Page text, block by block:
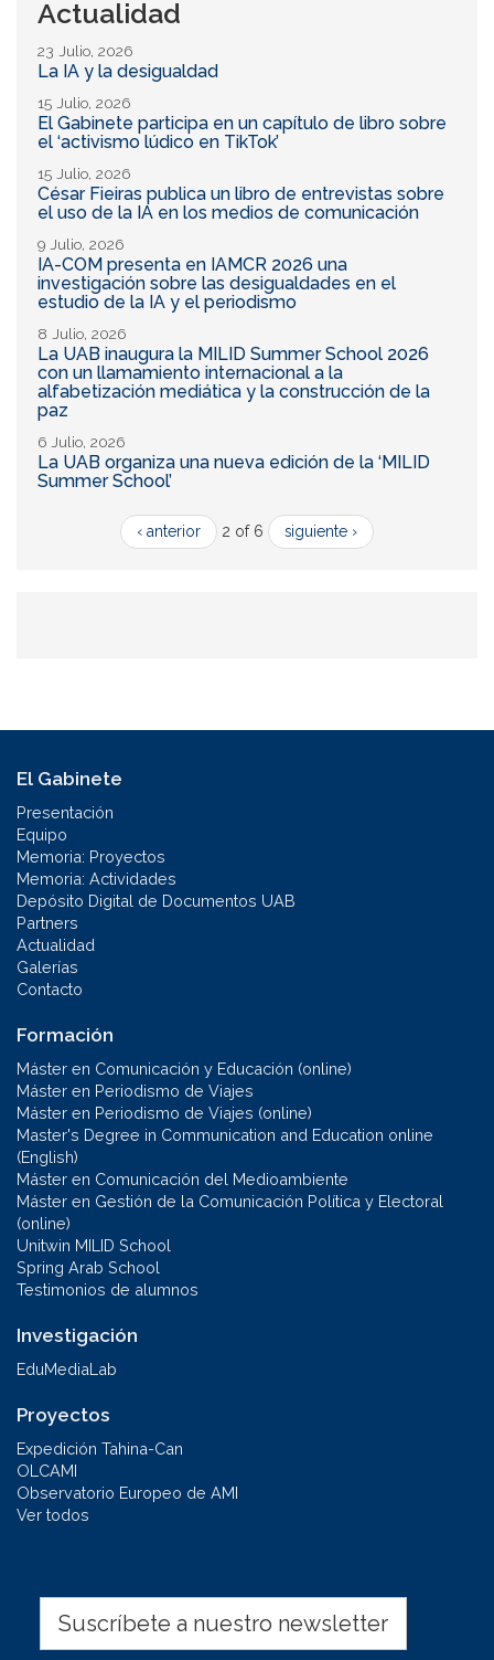
Actualidad
23 Julio, 2026
La IA y la desigualdad
15 Julio, 2026
El Gabinete participa en un capítulo de libro sobre
el ‘activismo lúdico en TikTok’
15 Julio, 2026
César Fieiras publica un libro de entrevistas sobre
el uso de la IA en los medios de comunicación
9 Julio, 2026
IA-COM presenta en IAMCR 2026 una
investigación sobre las desigualdades en el
estudio de la IA y el periodismo
8 Julio, 2026
La UAB inaugura la MILID Summer School 2026
con un llamamiento internacional a la
alfabetización mediática y la construcción de la
paz
6 Julio, 2026
La UAB organiza una nueva edición de la ‘MILID
Summer School’
‹ anterior 2 of 6 siguiente ›
El Gabinete
Presentación
Equipo
Memoria: Proyectos
Memoria: Actividades
Depósito Digital de Documentos UAB
Partners
Actualidad
Galerías
Contacto
Formación
Máster en Comunicación y Educación (online)
Máster en Periodismo de Viajes
Máster en Periodismo de Viajes (online)
Master's Degree in Communication and Education online
(English)
Máster en Comunicación del Medioambiente
Máster en Gestión de la Comunicación Política y Electoral
(online)
Unitwin MILID School
Spring Arab School
Testimonios de alumnos
Investigación
EduMediaLab
Proyectos
Expedición Tahina-Can
OLCAMI
Observatorio Europeo de AMI
Ver todos
Suscríbete a nuestro newsletter